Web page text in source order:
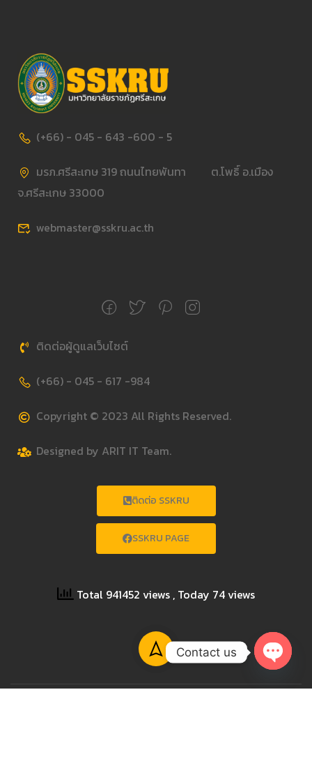
(+66) - 045 - 643 -600 - 5
มรภ.ศรีสะเกษ 319 ถนนไทยพันทา ต.โพธิ์ อ.เมือง
จ.ศรีสะเกษ 33000
webmaster@sskru.ac.th
ติดต่อผู้ดูแลเว็บไซต์
(+66) - 045 - 617 -984
Copyright © 2023 All Rights Reserved.
Designed by ARIT IT Team.
ติดต่อ SSKRU
SSKRU PAGE
Total 941452 views , Today 74 views
Contact us